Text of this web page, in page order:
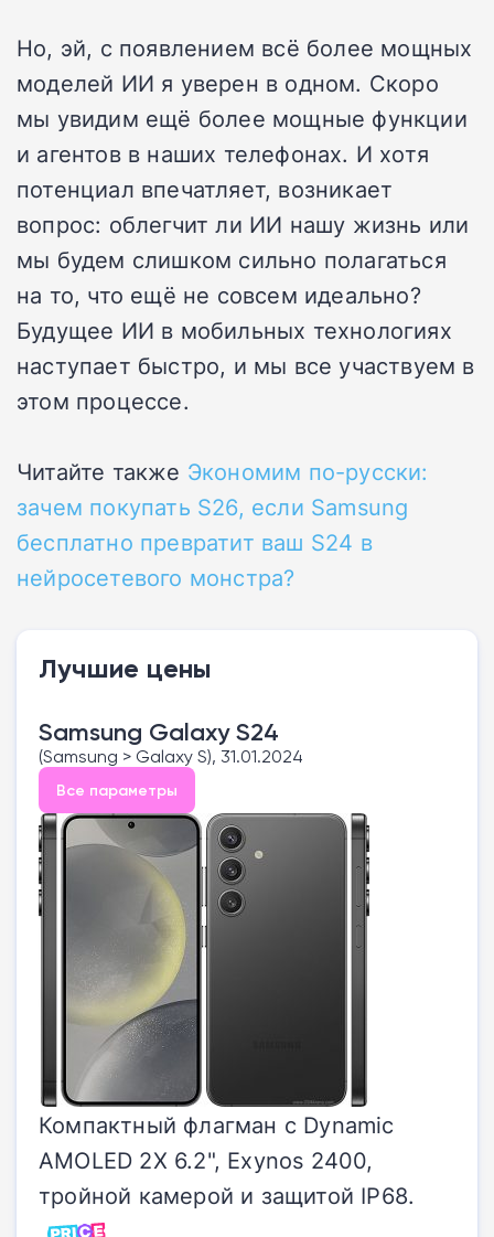
Но, эй, с появлением всё более мощных
моделей ИИ я уверен в одном. Скоро
мы увидим ещё более мощные функции
и агентов в наших телефонах. И хотя
потенциал впечатляет, возникает
вопрос: облегчит ли ИИ нашу жизнь или
мы будем слишком сильно полагаться
на то, что ещё не совсем идеально?
Будущее ИИ в мобильных технологиях
наступает быстро, и мы все участвуем в
этом процессе.
Читайте также Экономим по-русски:
зачем покупать S26, если Samsung
бесплатно превратит ваш S24 в
нейросетевого монстра?
Лучшие цены
Samsung Galaxy S24
(Samsung > Galaxy S), 31.01.2024
Все параметры
Компактный флагман с Dynamic
AMOLED 2X 6.2", Exynos 2400,
тройной камерой и защитой IP68.